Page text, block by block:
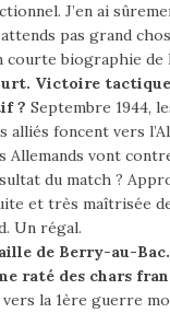
J’en ai
attends pas grand
courte biographie de
Victoire
? Septembre 1944,
alliés foncent vers
Allemands vont
du match ?
et très maîtrisée
Un régal.
de Berry-au-
raté des chars
la 1ère guerre